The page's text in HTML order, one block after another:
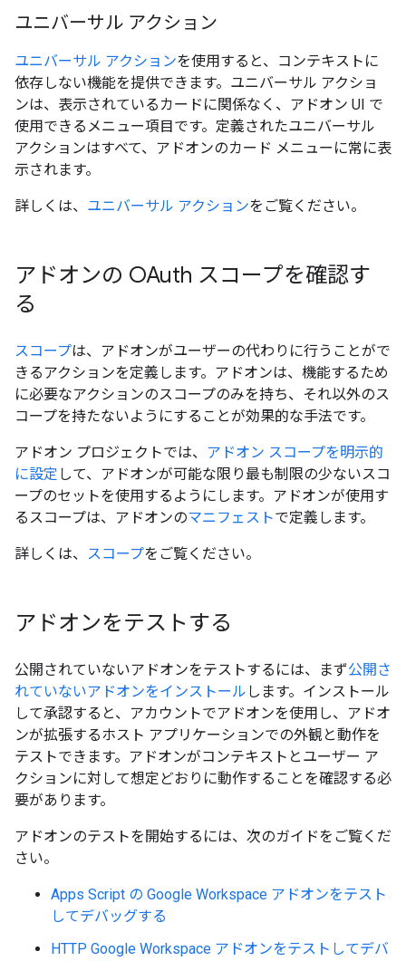
ユニバーサル アクション
ユニバーサル アクションを使用すると、コンテキストに
依存しない機能を提供できます。ユニバーサル アクショ
ンは、表示されているカードに関係なく、アドオン UI で
使用できるメニュー項目です。定義されたユニバーサル
アクションはすべて、アドオンのカード メニューに常に表
示されます。
詳しくは、 ユニバーサル アクションをご覧ください。
アドオンの OAuth スコープを確認す
る
スコープは、アドオンがユーザーの代わりに行うことがで
きるアクションを定義します。アドオンは、機能するため
に必要なアクションのスコープのみを持ち、それ以外のス
コープを持たないようにすることが効果的な手法です。
アドオン プロジェクトでは、 アドオン スコープを明示的
に設定 して、アドオンが可能な限り最も制限の少ないスコ
ープのセットを使用するようにします。アドオンが使用す
るスコープは、アドオンのマニフェストで定義します。
詳しくは、 スコープをご覧ください。
アドオンをテストする
公開されていないアドオンをテストするには、まず公開さ
れていないアドオンをインストール します。インストール
して承認すると、アカウントでアドオンを使用し、アドオ
ンが拡張するホスト アプリケーションでの外観と動作を
テストできます。アドオンがコンテキストとユーザー ア
クションに対して想定どおりに動作することを確認する必
要があります。
アドオンのテストを開始するには、次のガイドをご覧くだ
さい。
Apps Script の Google Workspace アドオンをテスト
してデバッグする
HTTP Google Workspace アドオンをテストしてデバ